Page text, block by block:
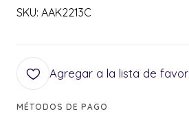
SKU: AAK2213C
Agregar a la lista de
MÉTODOS DE PAGO